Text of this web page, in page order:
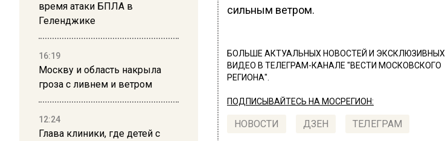
время атаки БПЛА в
Геленджике
16:19
Москву и область накрыла
гроза с ливнем и ветром
12:24
Глава клиники, где детей с
сильным ветром.
БОЛЬШЕ АКТУАЛЬНЫХ НОВОСТЕЙ И ЭКСКЛЮЗИВНЫХ
ВИДЕО В ТЕЛЕГРАМ-КАНАЛЕ "ВЕСТИ МОСКОВСКОГО
РЕГИОНА".
ПОДПИСЫВАЙТЕСЬ НА МОСРЕГИОН:
НОВОСТИ ДЗЕН ТЕЛЕГРАМ